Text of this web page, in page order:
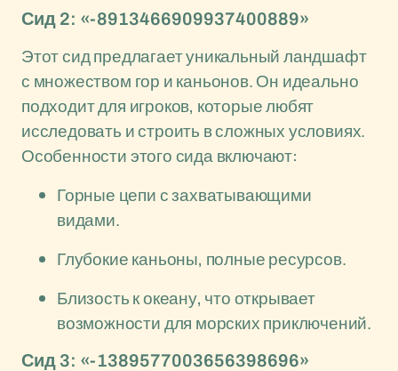
Сид 2: «-8913466909937400889»
Этот сид предлагает уникальный ландшафт
с множеством гор и каньонов. Он идеально
подходит для игроков, которые любят
исследовать и строить в сложных условиях.
Особенности этого сида включают:
Горные цепи с захватывающими
видами.
Глубокие каньоны, полные ресурсов.
Близость к океану, что открывает
возможности для морских приключений.
Сид 3: «-1389577003656398696»